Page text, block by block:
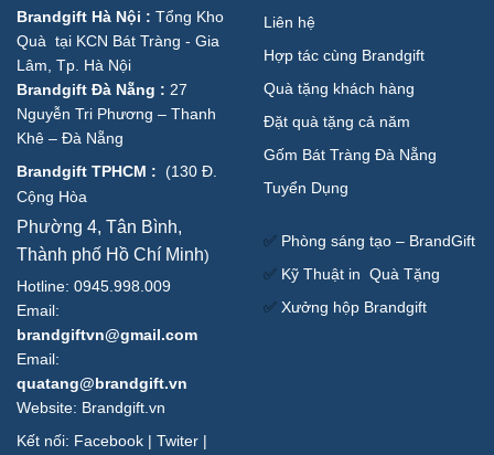
Brandgift Hà Nội : Tổng Kho
Quà tại KCN Bát Tràng - Gia
Lâm, Tp. Hà Nội
Brandgift Đà Nẵng : 27
Nguyễn Tri Phương – Thanh
Khê – Đà Nẵng
Brandgift TPHCM : (130 Đ.
Cộng Hòa
Phường 4, Tân Bình,
Thành phố Hồ Chí Minh)
Hotline: 0945.998.009
Email:
brandgiftvn@gmail.com
Email:
quatang@brandgift.vn
Website: Brandgift.vn
Kết nối: Facebook | Twiter |
Liên hệ
Hợp tác cùng Brandgift
Quà tặng khách hàng
Đặt quà tặng cả năm
Gốm Bát Tràng Đà Nẵng
Tuyển Dụng
✅ Phòng sáng tạo – BrandGift
✅ Kỹ Thuật in Quà Tặng
✅ Xưởng hộp Brandgift